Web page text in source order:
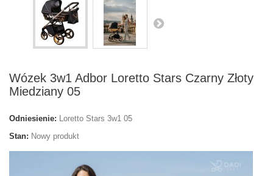
Wózek 3w1 Adbor Loretto Stars Czarny Złoty
Miedziany 05
Odniesienie: Loretto Stars 3w1 05
Stan: Nowy produkt